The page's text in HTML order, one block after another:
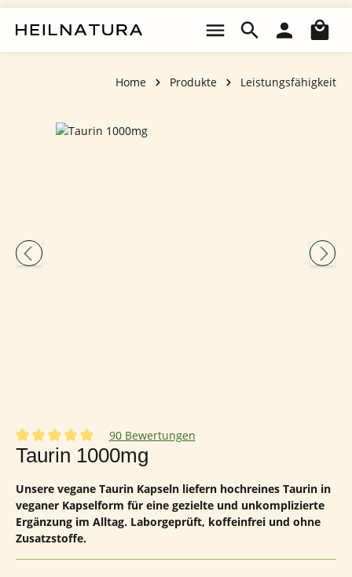
Home Produkte Leistungsfähigkeit
Bildergalerie überspringen
Durchschnittliche Bewertung von 4.94 von 5 Sternen
90 Bewertungen
Taurin 1000mg
Unsere vegane Taurin Kapseln liefern hochreines Taurin in
veganer Kapselform für eine gezielte und unkomplizierte
Ergänzung im Alltag. Laborgeprüft, koffeinfrei und ohne
Zusatzstoffe.